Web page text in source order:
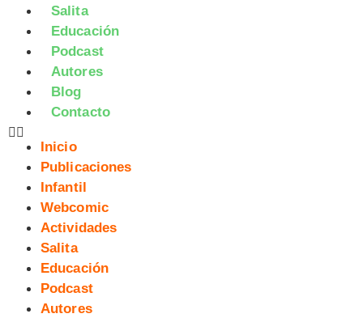
Salita
Educación
Podcast
Autores
Blog
Contacto
Inicio
Publicaciones
Infantil
Webcomic
Actividades
Salita
Educación
Podcast
Autores